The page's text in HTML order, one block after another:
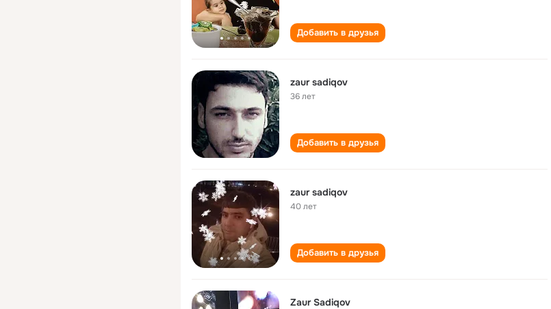
Добавить в друзья
zaur sadiqov
36 лет
Добавить в друзья
zaur sadiqov
40 лет
Добавить в друзья
Zaur Sadiqov